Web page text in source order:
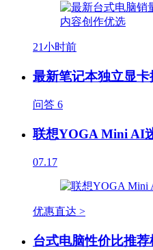
21小时前
最新笔记本独立显卡
问答 6
联想YOGA Mini AI
07.17
优惠直达 >
台式电脑性价比推